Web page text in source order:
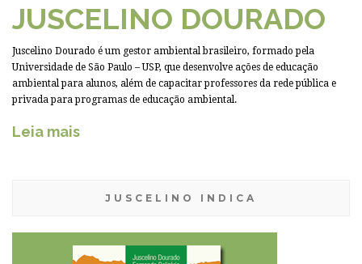
JUSCELINO DOURADO
Juscelino Dourado é um gestor ambiental brasileiro, formado pela
Universidade de São Paulo – USP, que desenvolve ações de educação
ambiental para alunos, além de capacitar professores da rede pública e
privada para programas de educação ambiental.
Leia mais
JUSCELINO INDICA